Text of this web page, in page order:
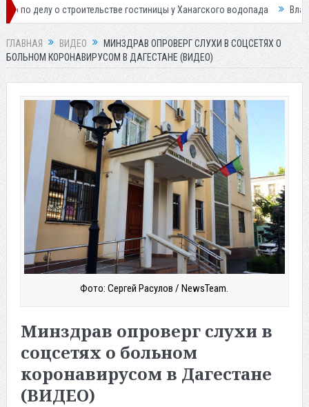
гостиницы у Ханагского водопада Власти
ГЛАВНАЯ ВИДЕО
МИНЗДРАВ ОПРОВЕРГ СЛУХИ В СОЦСЕТЯХ О
БОЛЬНОМ КОРОНАВИРУСОМ В ДАГЕСТАНЕ (ВИДЕО)
Фото: Сергей Расулов / NewsTeam.
Минздрав опроверг слухи в
соцсетях о больном
коронавирусом в Дагестане
(ВИДЕО)